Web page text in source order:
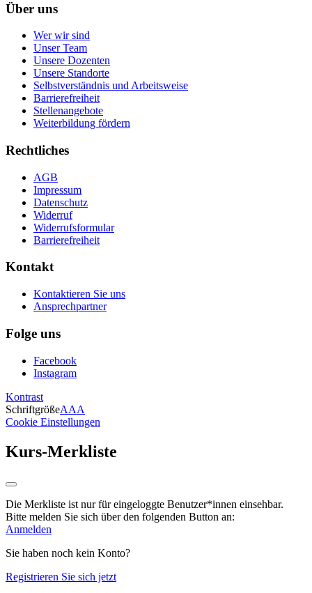
Über uns
Wer wir sind
Unser Team
Unsere Dozenten
Unsere Standorte
Selbstverständnis und Arbeitsweise
Barrierefreiheit
Stellenangebote
Weiterbildung fördern
Rechtliches
AGB
Impressum
Datenschutz
Widerruf
Widerrufsformular
Barrierefreiheit
Kontakt
Kontaktieren Sie uns
Ansprechpartner
Folge uns
Facebook
Instagram
Kontrast
SchriftgrößeAAA
Cookie Einstellungen
Kurs-Merkliste
Die Merkliste ist nur für eingeloggte Benutzer*innen einsehbar.
Bitte melden Sie sich über den folgenden Button an:
Anmelden
Sie haben noch kein Konto?
Registrieren Sie sich jetzt